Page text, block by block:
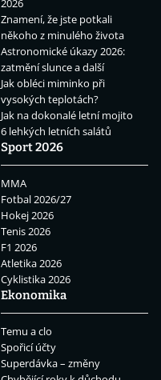
Znamení, že jste potkali
někoho z minulého života
Astronomické úkazy 2026:
zatmění slunce a další
Jak obléci miminko při
vysokých teplotách?
Jak na dokonalé letní mojito
6 lehkých letních salátů
Sport 2026
MMA
Fotbal 2026/27
Hokej 2026
Tenis 2026
F1 2026
Atletika 2026
Cyklistika 2026
Ekonomika
Temu a clo
Spořicí účty
Superdávka – změny